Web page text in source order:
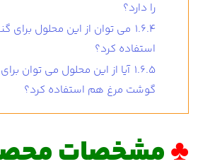
را دارد؟
1.6.4 می توان از این محلول برای
استفاده کرد؟
1.6.5 آیا از این محلول می توان
گوشت مرغ هم استفاده کرد؟
♣مشخصات